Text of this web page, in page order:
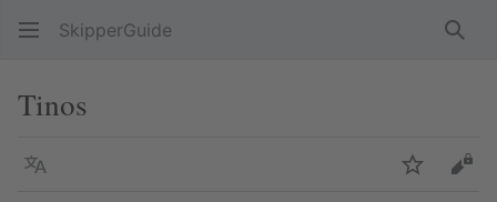
SkipperGuide
Tinos
Sprache